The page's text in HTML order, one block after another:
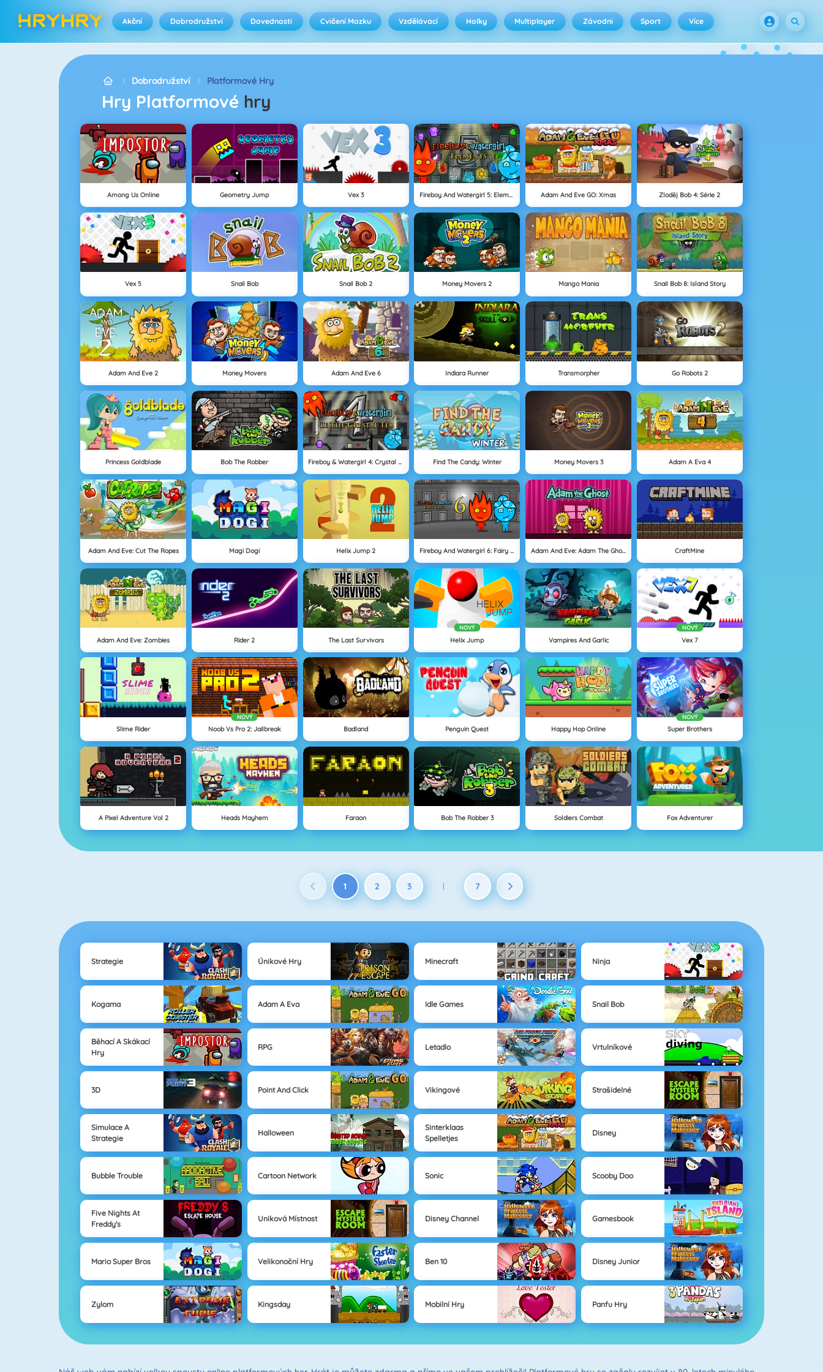
Akční Dobrodružství Dovednosti Cvičení Mozku Vzdělávací Holky Multiplayer Závodni Sport Více
Dobrodružství Platformové Hry
Hry Platformové hry
Among Us Online Geometry Jump Vex 3 Fireboy And Watergirl 5: Elements Adam And Eve GO: Xmas Zloděj Bob 4: Série 2
Vex 5 Snail Bob Snail Bob 2 Money Movers 2 Mango Mania Snail Bob 8: Island Story
Adam And Eve 2 Money Movers Adam And Eve 6 Indiara Runner Transmorpher Go Robots 2
Princess Goldblade Bob The Robber Fireboy & Watergirl 4: Crystal Temple Find The Candy: Winter Money Movers 3 Adam A Eva 4
Adam And Eve: Cut The Ropes Magi Dogi Helix Jump 2 Fireboy And Watergirl 6: Fairy Tales Adam And Eve: Adam The Ghost CraftMine
Adam And Eve: Zombies Rider 2 The Last Survivors
NOVÝ
Helix Jump Vampires And Garlic
NOVÝ
Vex 7
Slime Rider
NOVÝ
Noob Vs Pro 2: Jailbreak Badland Penguin Quest Happy Hop Online
NOVÝ
Super Brothers
A Pixel Adventure Vol 2 Heads Mayhem Faraon Bob The Robber 3 Soldiers Combat Fox Adventurer
1 2 3 | 7
Strategie Únikové Hry Minecraft Ninja
Kogama Adam A Eva Idle Games Snail Bob
Běhací A Skákací
Hry
RPG Letadlo Vrtulníkové
3D Point And Click Vikingové Strašidelné
Simulace A
Strategie
Halloween
Sinterklaas
Spelletjes
Disney
Bubble Trouble Cartoon Network Sonic Scooby Doo
Five Nights At
Freddy's
Uniková Místnost Disney Channel Gamesbook
Mario Super Bros Velikonoční Hry Ben 10 Disney Junior
Zylom Kingsday Mobilní Hry Panfu Hry